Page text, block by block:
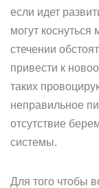
если идет
могут
стечении
привести к
таких
неправильное
отсутствие
системы.
Для того чтобы